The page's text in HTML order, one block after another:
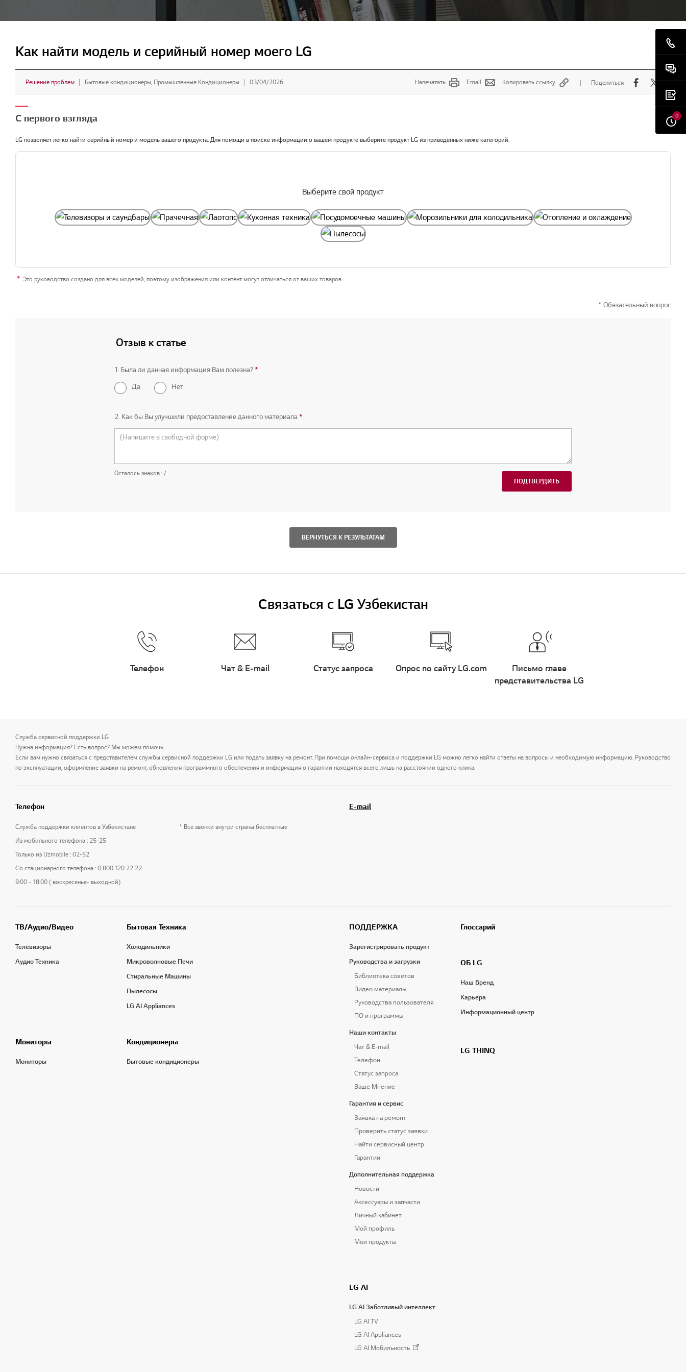
Как найти модель и серийный номер моего LG
Решение проблем Бытовые кондиционеры, Промышленные Кондиционеры 03/04/2026 Напечатать Email Копировать ссылку Поделиться
С первого взгляда
LG позволяет легко найти серийный номер и модель вашего продукта. Для помощи в поиске информации о вашем продукте выберите продукт LG из приведённых ниже категорий.
Выберите свой продукт
Это руководство создано для всех моделей, поэтому изображения или контент могут отличаться от ваших товаров.
* Обязательный вопрос
Отзыв к статье
1. Была ли данная информация Вам полезна? *
Да
Нет
2. Как бы Вы улучшили предоставление данного материала *
Осталось знаков :/
ПОДТВЕРДИТЬ
ВЕРНУТЬСЯ К РЕЗУЛЬТАТАМ
Связаться с LG Узбекистан
Телефон Чат & E-mail Статус запроса Опрос по сайту LG.com
Письмо главе
представительства LG
0
Служба сервисной поддержки LG
Нужна информация? Есть вопрос? Мы можем помочь.
Если вам нужно связаться с представителем службы сервисной поддержки LG или подать заявку на ремонт. При помощи онлайн-сервиса и поддержки LG можно легко найти ответы на вопросы и необходимую информацию. Руководство
по эксплуатации, оформление заявки на ремонт, обновления программного обеспечения и информация о гарантии находятся всего лишь на расстоянии одного клика.
Телефон
Служба поддержки клиентов в Узбекистане
Из мобильного телефона : 25-25
Только из Uzmobile : 02-52
Со стационарного телефона : 0 800 120 22 22
9:00 - 18:00 ( воскресенье- выходной)
* Все звонки внутри страны бесплатные
E-mail
ТВ/Аудио/Видео
Телевизоры
Аудио Техника
Бытовая Техника
Холодильники
Микроволновые Печи
Стиральные Машины
Пылесосы
LG AI Appliances
Мониторы
Мониторы
Кондиционеры
Бытовые кондиционеры
ПОДДЕРЖКА
Зарегистрировать продукт
Руководства и загрузки
Библиотека советов
Видео материалы
Руководства пользователя
ПО и программы
Наши контакты
Чат & E-mail
Телефон
Статус запроса
Ваше Мнение
Гарантия и сервис
Заявка на ремонт
Проверить статус заявки
Найти сервисный центр
Гарантия
Дополнительная поддержка
Новости
Аксессуары и запчасти
Личный кабинет
Мой профиль
Мои продукты
LG AI
LG AI Заботливый интеллект
LG AI TV
LG AI Appliances
LG AI Мобильность
Глоссарий
ОБ LG
Наш Бренд
Карьера
Информационный центр
LG THINQ